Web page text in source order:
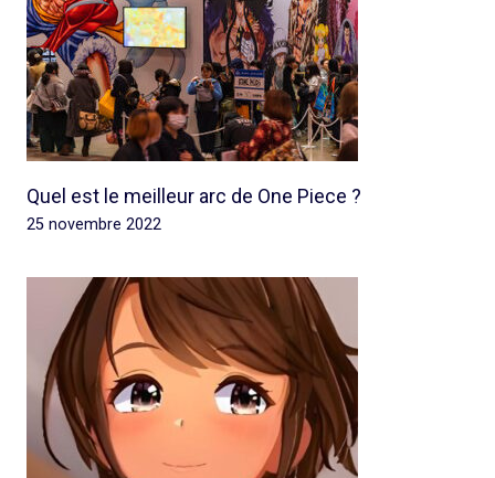
Quel est le meilleur arc de One Piece ?
25 novembre 2022